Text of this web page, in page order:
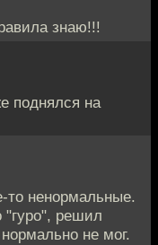
знаю!!!
поднялся на
то ненормальные.
"гуро", решил
не мог.